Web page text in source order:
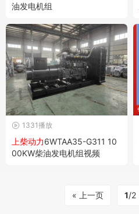
油发电机组
1331播放
上柴动力6WTAA35-G311 10
00KW柴油发电机组视频
« 上一页 1/2